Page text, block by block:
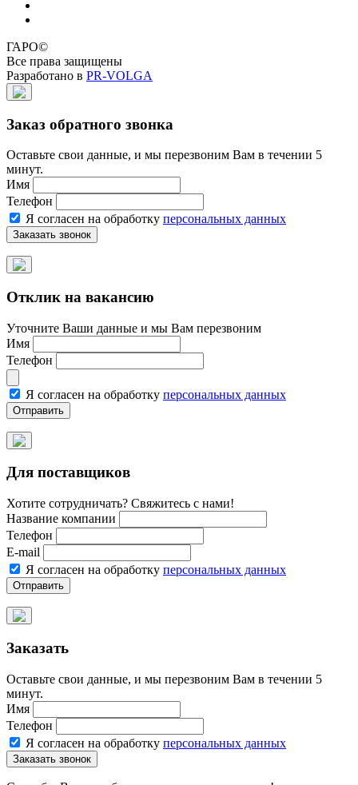
ГАРО©
Все права защищены
Разработано в PR-VOLGA
Заказ обратного звонка
Оставьте свои данные, и мы перезвоним Вам в течении 5
минут.
Имя
Телефон
Я согласен на обработку персональных данных
Отклик на вакансию
Уточните Ваши данные и мы Вам перезвоним
Имя
Телефон
Я согласен на обработку персональных данных
Для поставщиков
Хотите сотрудничать? Свяжитесь с нами!
Название компании
Телефон
E-mail
Я согласен на обработку персональных данных
Заказать
Оставьте свои данные, и мы перезвоним Вам в течении 5
минут.
Имя
Телефон
Я согласен на обработку персональных данных